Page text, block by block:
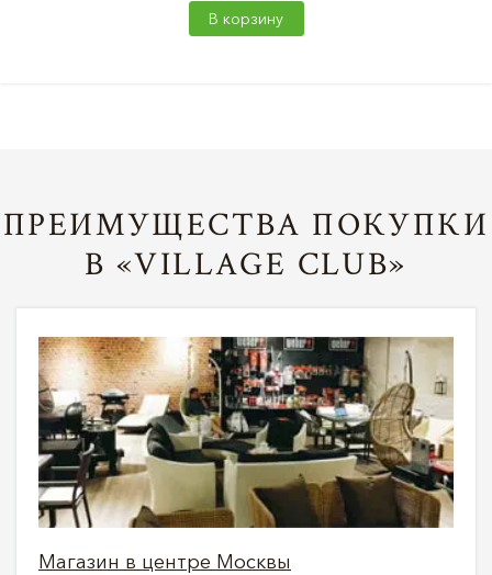
В корзину
ПРЕИМУЩЕСТВА ПОКУПКИ
В «VILLAGE CLUB»
Магазин в центре Москвы